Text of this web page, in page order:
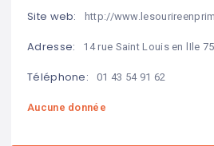
Site web: http://
Adresse: 14 rue Saint Louis en lIle
Téléphone: 01 43 54 91 62
Aucune donnée